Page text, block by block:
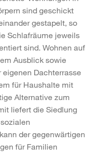
sind geschickt
gestapelt, so
Schlafräume jeweils
sind. Wohnen auf
Ausblick sowie
Dachterrasse
für Haushalte mit
Alternative zum
liefert die Siedlung
der gegenwärtigen
für Familien